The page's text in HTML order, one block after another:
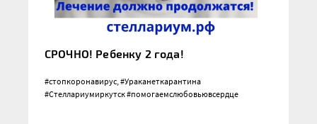
СРОЧНО! Ребенку 2 года!
#стопкоронавирус, #Ураканеткарантина
#Стеллариумиркутск #помогаемслюбовьювсердце